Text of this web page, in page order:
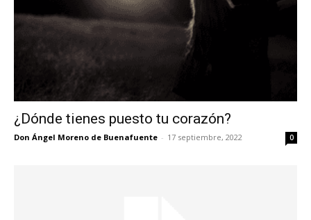
¿Dónde tienes puesto tu corazón?
Don Ángel Moreno de Buenafuente - 17 septiembre, 2022 0